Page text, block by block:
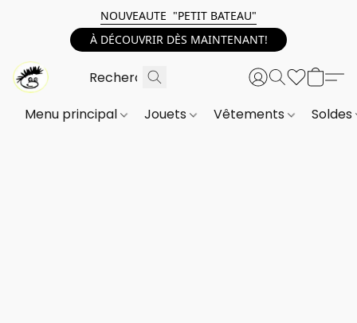
NOUVEAUTE "PETIT BATEAU"
À DÉCOUVRIR DÈS MAINTENANT!
Menu principal Jouets Vêtements Soldes